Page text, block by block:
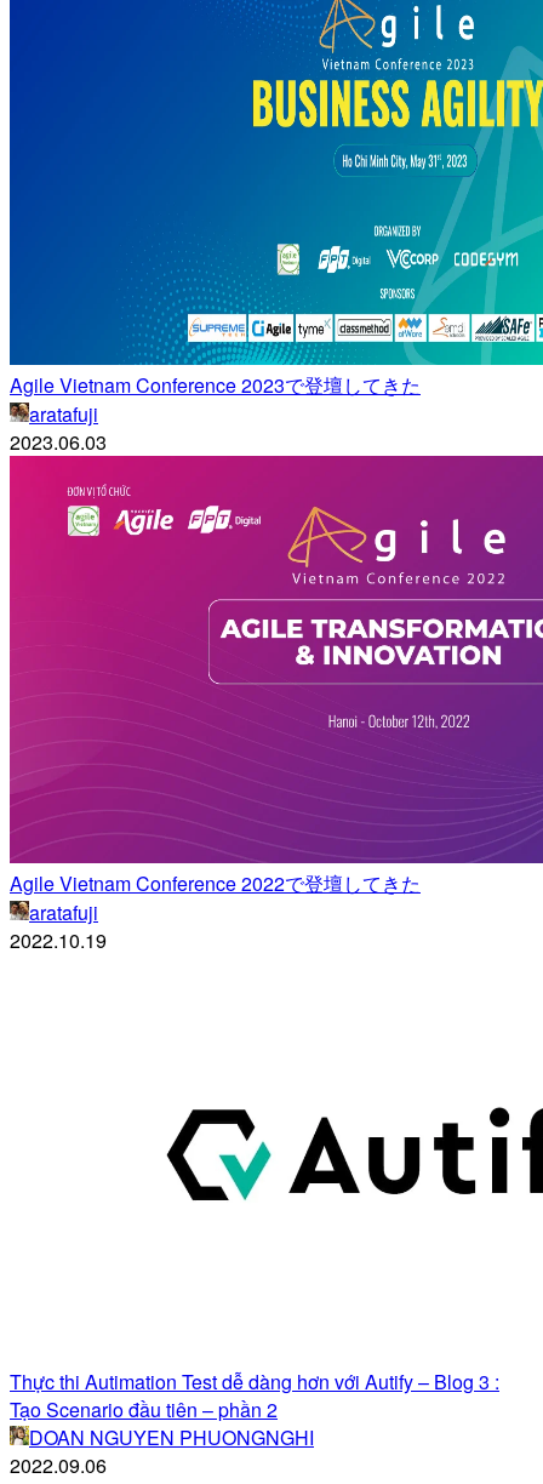
Agile Vietnam Conference 2023で登壇してきた
aratafuji
2023.06.03
Agile Vietnam Conference 2022で登壇してきた
aratafuji
2022.10.19
Thực thi Autimation Test dễ dàng hơn với Autify – Blog 3 :
Tạo Scenario đầu tiên – phần 2
DOAN NGUYEN PHUONGNGHI
2022.09.06